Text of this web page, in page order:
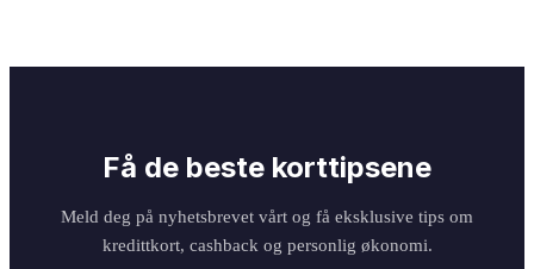
Få de beste korttipsene
Meld deg på nyhetsbrevet vårt og få eksklusive tips om
kredittkort, cashback og personlig økonomi.